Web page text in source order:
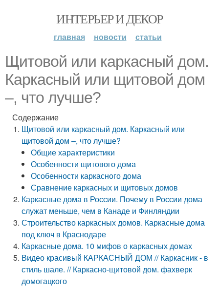
ИНТЕРЬЕР И ДЕКОР
главная новости статьи
Щитовой или каркасный дом.
Каркасный или щитовой дом
–, что лучше?
Содержание
Щитовой или каркасный дом. Каркасный или
щитовой дом –, что лучше?
Общие характеристики
Особенности щитового дома
Особенности каркасного дома
Сравнение каркасных и щитовых домов
Каркасные дома в России. Почему в России дома
служат меньше, чем в Канаде и Финляндии
Строительство каркасных домов. Каркасные дома
под ключ в Краснодаре
Каркасные дома. 10 мифов о каркасных домах
Видео красивый КАРКАСНЫЙ ДОМ // Каркасник - в
стиль шале. // Каркасно-щитовой дом. фахверк
домогацкого